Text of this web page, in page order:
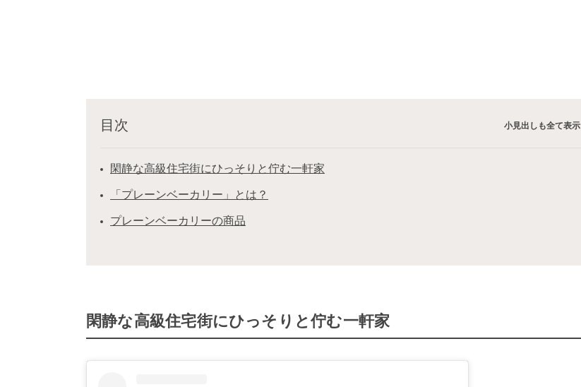
目次 小見出しも全て表示
閑静な高級住宅街にひっそりと佇む一軒家
「プレーンベーカリー」とは？
プレーンベーカリーの商品
閑静な高級住宅街にひっそりと佇む一軒家